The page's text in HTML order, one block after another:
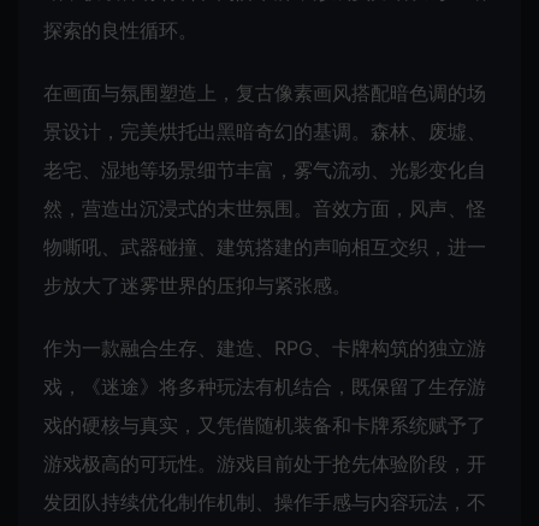
探索的良性循环。
在画面与氛围塑造上，复古像素画风搭配暗色调的场
景设计，完美烘托出黑暗奇幻的基调。森林、废墟、
老宅、湿地等场景细节丰富，雾气流动、光影变化自
然，营造出沉浸式的末世氛围。音效方面，风声、怪
物嘶吼、武器碰撞、建筑搭建的声响相互交织，进一
步放大了迷雾世界的压抑与紧张感。
作为一款融合生存、建造、RPG、卡牌构筑的独立游
戏，《迷途》将多种玩法有机结合，既保留了生存游
戏的硬核与真实，又凭借随机装备和卡牌系统赋予了
游戏极高的可玩性。游戏目前处于抢先体验阶段，开
发团队持续优化制作机制、操作手感与内容玩法，不